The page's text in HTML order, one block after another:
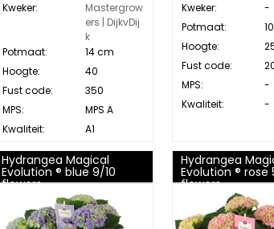
Kweker:
Mastergrow
ers | DijkvDij
k
Potmaat:
14 cm
Hoogte:
40
Fust code:
350
MPS:
MPS A
Kwaliteit:
A1
Kweker:
-
Potmaat:
Hoogte:
Fust code:
MPS:
-
Kwaliteit:
-
Hydrangea Magical
Evolution ® blue 9/10
flowers
Hydrangea
Evolution ® rose
flowers